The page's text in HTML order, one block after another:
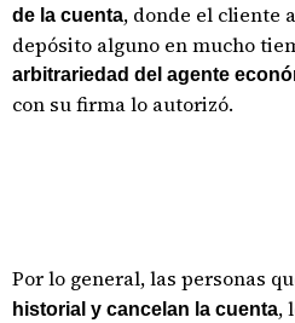
de la cuenta, donde el cliente
depósito alguno en mucho
arbitrariedad del agente
con su firma lo autorizó.
Por lo general, las personas
historial y cancelan la cuenta,